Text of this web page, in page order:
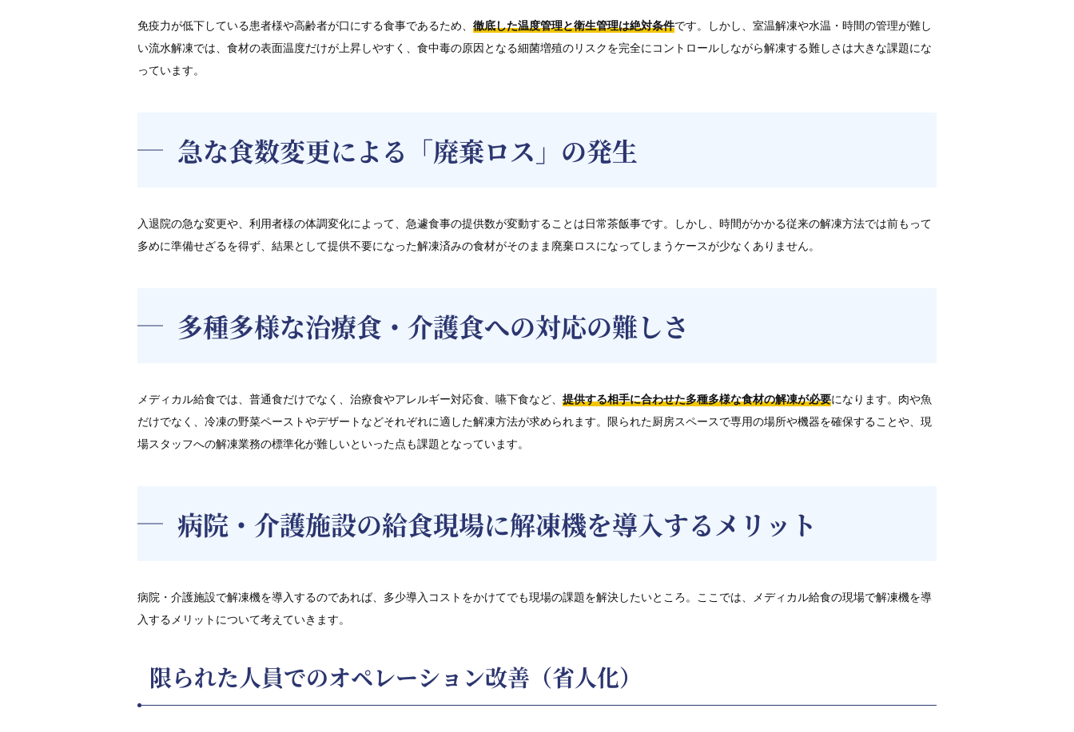
免疫力が低下している患者様や高齢者が口にする食事であるため、 徹底した温度管理と衛生管理は絶対条件です。しかし、室温解凍や水温・時間の管理が難し
い流水解凍では、食材の表面温度だけが上昇しやすく、食中毒の原因となる細菌増殖のリスクを完全にコントロールしながら解凍する難しさは大きな課題にな
っています。
急な食数変更による「廃棄ロス」の発生
入退院の急な変更や、利用者様の体調変化によって、急遽食事の提供数が変動することは日常茶飯事です。しかし、時間がかかる従来の解凍方法では前もって
多めに準備せざるを得ず、結果として提供不要になった解凍済みの食材がそのまま廃棄ロスになってしまうケースが少なくありません。
多種多様な治療食・介護食への対応の難しさ
メディカル給食では、普通食だけでなく、治療食やアレルギー対応食、嚥下食など、 提供する相手に合わせた多種多様な食材の解凍が必要になります。肉や魚
だけでなく、冷凍の野菜ペーストやデザートなどそれぞれに適した解凍方法が求められます。限られた厨房スペースで専用の場所や機器を確保することや、現
場スタッフへの解凍業務の標準化が難しいといった点も課題となっています。
病院・介護施設の給食現場に解凍機を導入するメリット
病院・介護施設で解凍機を導入するのであれば、多少導入コストをかけてでも現場の課題を解決したいところ。ここでは、メディカル給食の現場で解凍機を導
入するメリットについて考えていきます。
限られた人員でのオペレーション改善（省人化）